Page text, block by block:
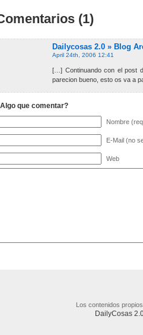
(1)
Dailycosas 2.0 » Blog
April 24th, 2006 12:41
[…] Continuando con el post
parecion bueno, esto os va a
que comentar?
Nombre
E-Mail (no
Web
Los contenidos
DailyCosas